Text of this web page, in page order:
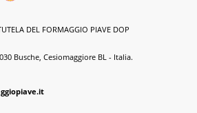
DEL FORMAGGIO PIAVE DOP
Busche, Cesiomaggiore BL - Italia.